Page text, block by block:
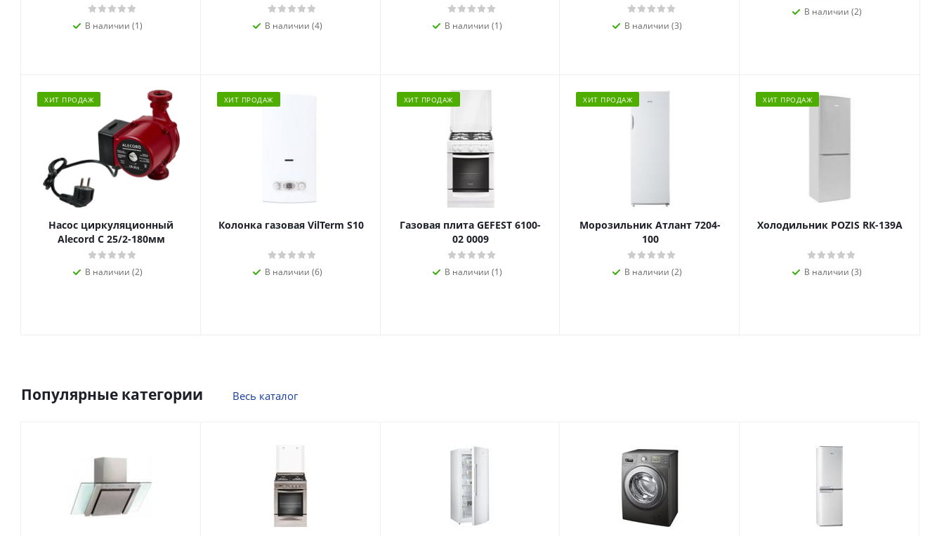
В наличии (1) В наличии (4) В наличии (1) В наличии (3)
В наличии (2)
ХИТ ПРОДАЖ
Насос циркуляционный
Alecord C 25/2-180мм
В наличии (2)
ХИТ ПРОДАЖ
Колонка газовая VilTerm S10
В наличии (6)
ХИТ ПРОДАЖ
Газовая плита GEFEST 6100-
02 0009
В наличии (1)
ХИТ ПРОДАЖ
Морозильник Атлант 7204-
100
В наличии (2)
ХИТ ПРОДАЖ
Холодильник POZIS RК-139А
В наличии (3)
Популярные категории Весь каталог